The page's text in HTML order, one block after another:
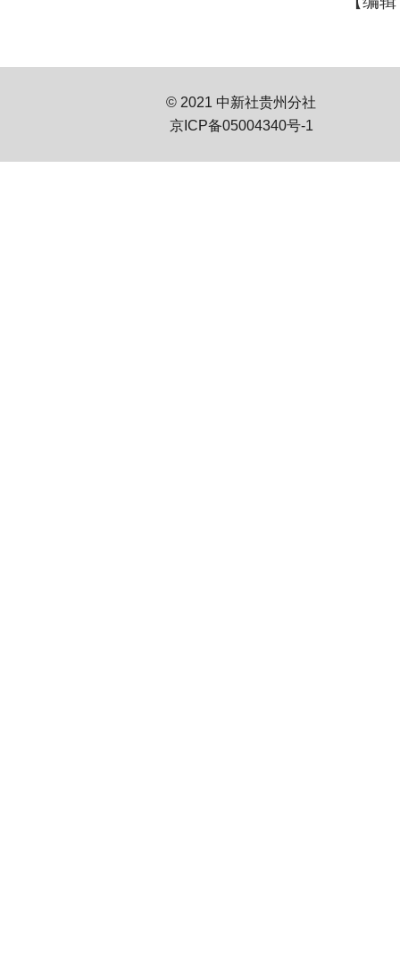
© 2021 中新社贵州分社
京ICP备05004340号-1